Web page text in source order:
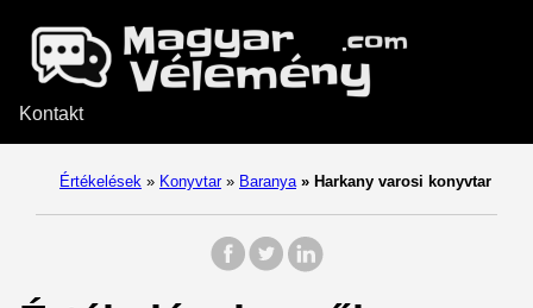
Kontakt
Értékelések » Konyvtar » Baranya » Harkany varosi konyvtar